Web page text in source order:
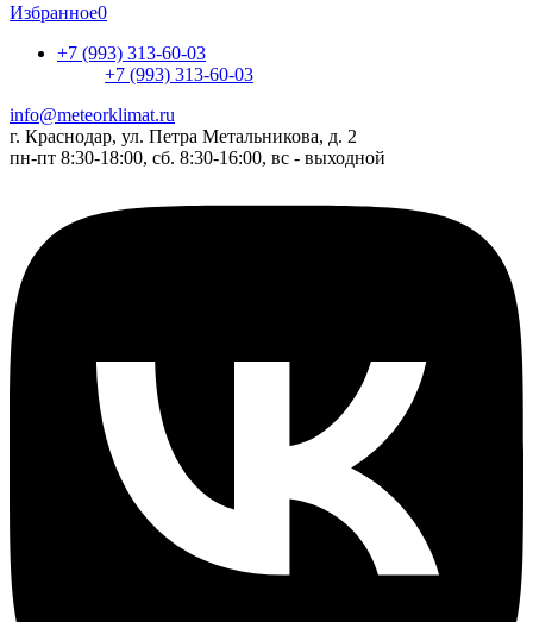
Избранное0
+7 (993) 313-60-03
+7 (993) 313-60-03
info@meteorklimat.ru
г. Краснодар, ул. Петра Метальникова, д. 2
пн-пт 8:30-18:00, сб. 8:30-16:00, вс - выходной